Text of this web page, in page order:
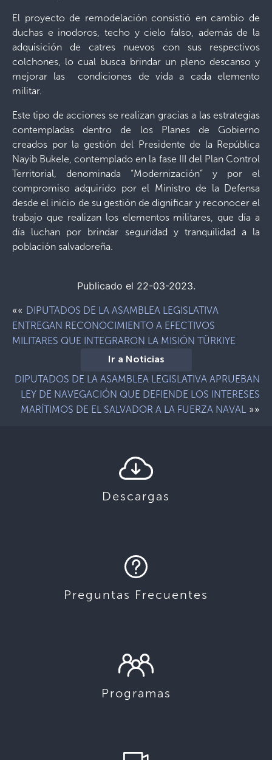
El proyecto de remodelación consistió en cambio de
duchas e inodoros, techo y cielo falso, además de la
adquisición de catres nuevos con sus respectivos
colchones, lo cual busca brindar un pleno descanso y
mejorar las condiciones de vida a cada elemento
militar.
Este tipo de acciones se realizan gracias a las estrategias
contempladas dentro de los Planes de Gobierno
creados por la gestión del Presidente de la República
Nayib Bukele, contemplado en la fase III del Plan Control
Territorial, denominada “Modernización” y por el
compromiso adquirido por el Ministro de la Defensa
desde el inicio de su gestión de dignificar y reconocer el
trabajo que realizan los elementos militares, que día a
día luchan por brindar seguridad y tranquilidad a la
población salvadoreña.
Publicado el 22-03-2023.
«« DIPUTADOS DE LA ASAMBLEA LEGISLATIVA
ENTREGAN RECONOCIMIENTO A EFECTIVOS
MILITARES QUE INTEGRARON LA MISIÓN TÜRKIYE
Ir a Noticias
DIPUTADOS DE LA ASAMBLEA LEGISLATIVA APRUEBAN
LEY DE NAVEGACIÓN QUE DEFIENDE LOS INTERESES
MARÍTIMOS DE EL SALVADOR A LA FUERZA NAVAL »»
Descargas
Preguntas Frecuentes
Programas